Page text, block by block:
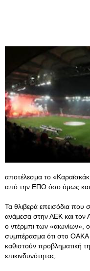
αποτέλεσμα το
από την ΕΠΟ όσο όμως και
Τα θλιβερά επεισόδια που
ανάμεσα στην ΑΕΚ και τον
ο ντέρμπι των «αιωνίων»,
συμπέρασμα ότι στο ΟΑΚΑ
καθιστούν προβληματική
επικινδυνότητας.